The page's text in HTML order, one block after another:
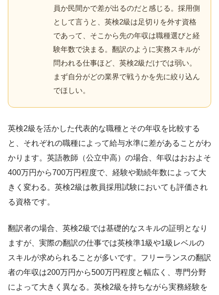
員か民間かで差が出るのだと感じる。採用側
として言うと、英検2級は足切りを外す資格
であって、そこから先の年収は職種選びと経
験年数で決まる。翻訳のように実務スキルが
問われる仕事ほど、英検2級だけでは弱い。
まず自分がどの業界で戦うかを先に絞り込ん
でほしい。
英検2級を活かした代表的な職種とその年収を比較する
と、それぞれの職種によって給与水準に差があることがわ
かります。英語教師（公立中高）の場合、年収はおおよそ
400万円から700万円程度で、経験や勤続年数によって大
きく変わる。英検2級は教員採用試験においても評価され
る資格です。
翻訳者の場合、英検2級では基礎的なスキルの証明となり
ますが、実際の翻訳の仕事では英検準1級や1級レベルの
スキルが求められることが多いです。フリーランスの翻訳
者の年収は200万円から500万円程度と幅広く、専門分野
によって大きく異なる。英検2級を持ちながら実務経験を